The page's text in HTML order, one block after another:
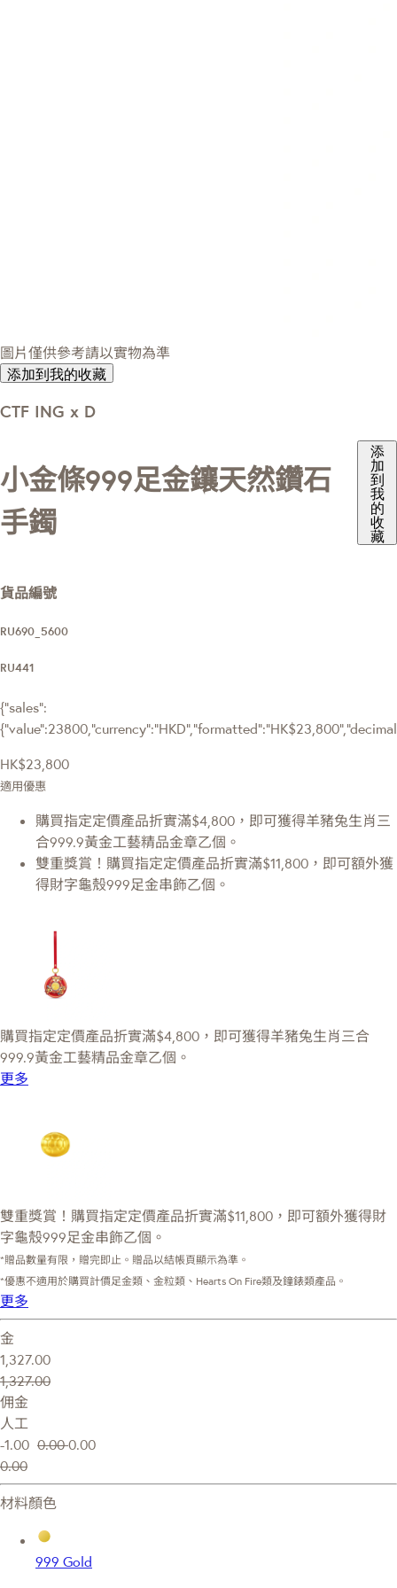
圖片僅供參考請以實物為準
添加到我的收藏
CTF ING x D
小金條999足金鑲天然鑽石
手鐲
添
加
到
我
的
收
藏
貨品編號
RU690_5600
RU441
{"sales":
HK$23,800
適用優惠
購買指定定價產品折實滿$4,800，即可獲得羊豬兔生肖三
合999.9黃金工藝精品金章乙個。
雙重獎賞！購買指定定價產品折實滿$11,800，即可額外獲
得財字龜殼999足金串飾乙個。
購買指定定價產品折實滿$4,800，即可獲得羊豬兔生肖三合
999.9黃金工藝精品金章乙個。
更多
雙重獎賞！購買指定定價產品折實滿$11,800，即可額外獲得財
字龜殼999足金串飾乙個。
*贈品數量有限，贈完即止。贈品以結帳頁顯示為準。
*優惠不適用於購買計價足金類、金粒類、Hearts On Fire類及鐘錶類產品。
更多
金
1,327.00
1,327.00
佣金
人工
-1.00 0.000.00
0.00
材料顏色
999 Gold